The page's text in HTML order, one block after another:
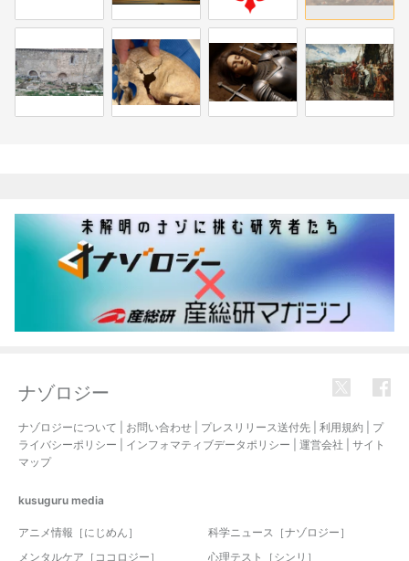
ナゾロジー
ナゾロジーについて お問い合わせ プレスリリース送付先 利用規約
プ
ライバシーポリシー
インフォマティブデータポリシー 運営会社
サイト
マップ
kusuguru media
アニメ情報［にじめん］
科学ニュース［ナゾロジー］
メンタルケア［ココロジー］
心理テスト［シンリ］